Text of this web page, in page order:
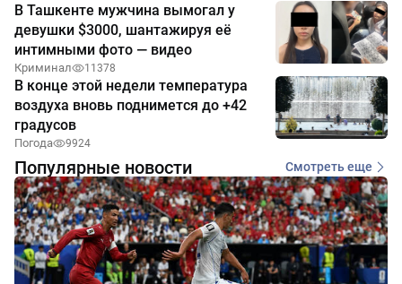
В Ташкенте мужчина вымогал у
девушки $3000, шантажируя её
интимными фото — видео
Криминал 11378
В конце этой недели температура
воздуха вновь поднимется до +42
градусов
Погода 9924
Популярные новости Смотреть еще